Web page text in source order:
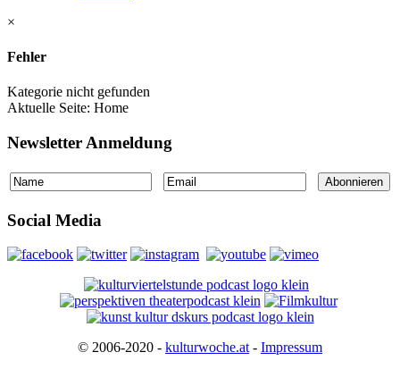
×
Fehler
Kategorie nicht gefunden
Aktuelle Seite: Home
Newsletter Anmeldung
Social Media
© 2006-2020 - kulturwoche.at - Impressum